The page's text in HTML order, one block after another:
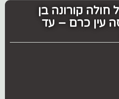
קורונה בן
עין כרם – עד